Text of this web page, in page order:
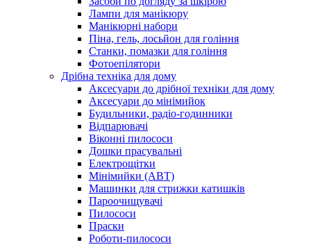
Лампи для манікюру
Манікюрні набори
Піна, гель, лосьйон для гоління
Станки, помазки для гоління
Фотоепілятори
Дрібна техніка для дому
Аксесуари до дрібної техніки для дому
Аксесуари до мінімийок
Будильники, радіо-годинники
Відпарювачі
Віконні пилососи
Дошки прасувальні
Електрощітки
Мінімийки (АВТ)
Машинки для стрижки катишків
Пароочищувачі
Пилососи
Праски
Роботи-пилососи